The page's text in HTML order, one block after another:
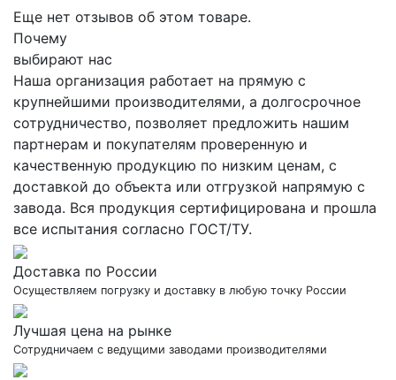
Еще нет отзывов об этом товаре.
Почему
выбирают нас
Наша организация работает на прямую с
крупнейшими производителями, а долгосрочное
сотрудничество, позволяет предложить нашим
партнерам и покупателям проверенную и
качественную продукцию по низким ценам, с
доставкой до объекта или отгрузкой напрямую с
завода. Вся продукция сертифицирована и прошла
все испытания согласно ГОСТ/ТУ.
Доставка по России
Осуществляем погрузку и доставку в любую точку России
Лучшая цена на рынке
Сотрудничаем с ведущими заводами производителями